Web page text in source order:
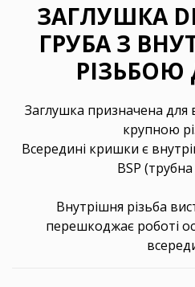
ЗАГЛУШКА
ГРУБА З
РІЗЬБОЮ
Заглушка призначена для
крупною
Всередині кришки є
BSP (трубна
Внутрішня різьба
перешкоджає роботі